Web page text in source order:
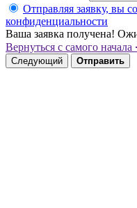
Отправляя заявку, вы
конфиденциальности
Ваша заявка получена!
Вернуться с самого начала
Следующий Отправить